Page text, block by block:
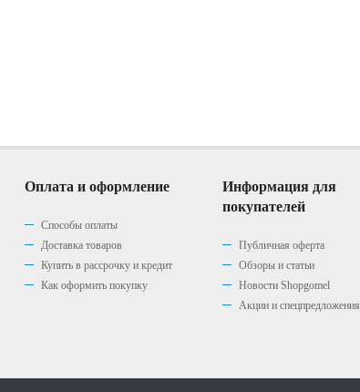
Оплата и оформление
Способы оплаты
Доставка товаров
Купить в рассрочку и кредит
Как оформить покупку
Информация для
покупателей
Публичная оферта
Обзоры и статьи
Новости Shopgomel
Акции и спецпредложения